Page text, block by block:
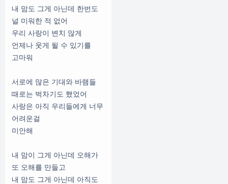
내 맘도 그게 아닌데 한번도
널 미워한 적 없어
우리 사랑이 변치 않게
언제나 웃게 될 수 있기를
고마워
서로에 많은 기대와 바램들
때로는 벅차기도 했었어
사랑은 아직 우리들에게 너무
어려운걸
미안해
내 맘이 그게 아닌데 오해가
또 오해를 만들고
내 맘도 그게 아닌데 아직도